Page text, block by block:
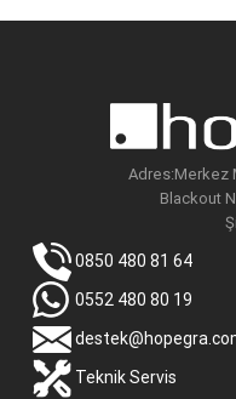
Adres:Merkez
Blackout
0850 480 81 64
0552 480 80 19
Teknik Servis